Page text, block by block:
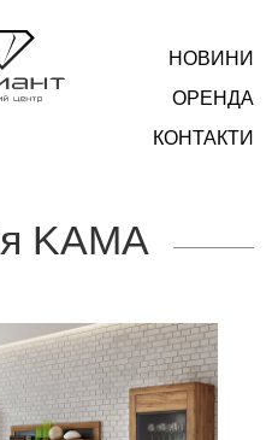
НОВИНИ
ОРЕНДА
КОНТАКТИ
KAMA